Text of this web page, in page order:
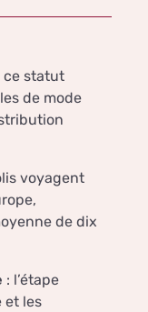
ce statut
de mode
voyagent
de dix
: l’étape
et les